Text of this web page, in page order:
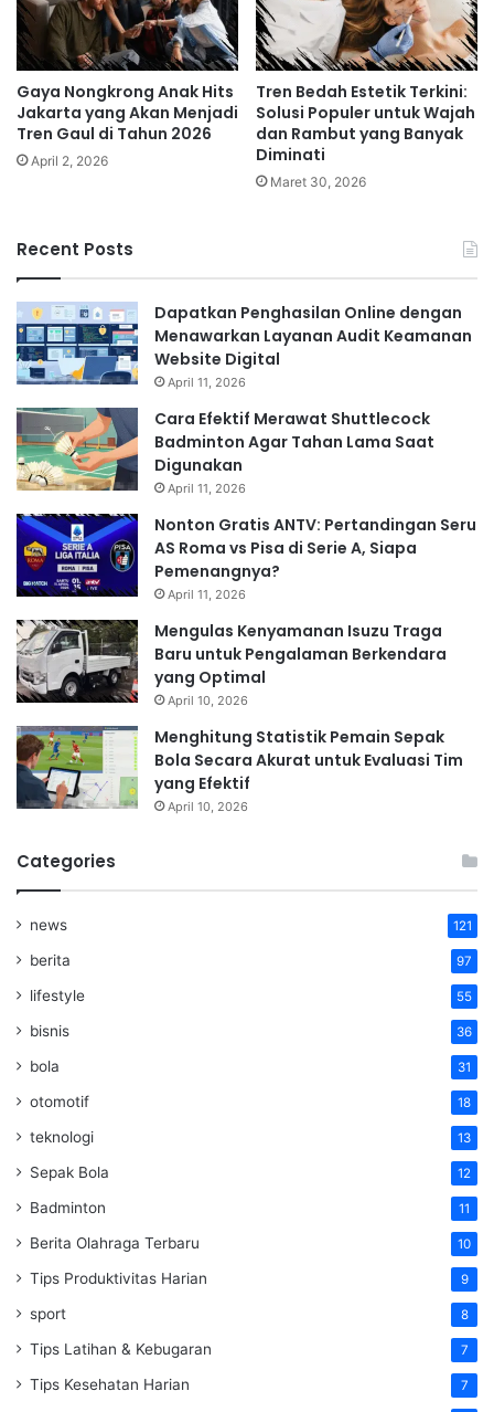
Gaya Nongkrong Anak Hits
Jakarta yang Akan Menjadi
Tren Gaul di Tahun 2026
April 2, 2026
Tren Bedah Estetik Terkini:
Solusi Populer untuk Wajah
dan Rambut yang Banyak
Diminati
Maret 30, 2026
Recent Posts
Dapatkan Penghasilan Online dengan
Menawarkan Layanan Audit Keamanan
Website Digital
April 11, 2026
Cara Efektif Merawat Shuttlecock
Badminton Agar Tahan Lama Saat
Digunakan
April 11, 2026
Nonton Gratis ANTV: Pertandingan Seru
AS Roma vs Pisa di Serie A, Siapa
Pemenangnya?
April 11, 2026
Mengulas Kenyamanan Isuzu Traga
Baru untuk Pengalaman Berkendara
yang Optimal
April 10, 2026
Menghitung Statistik Pemain Sepak
Bola Secara Akurat untuk Evaluasi Tim
yang Efektif
April 10, 2026
Categories
news 121
berita 97
lifestyle 55
bisnis 36
bola 31
otomotif 18
teknologi 13
Sepak Bola 12
Badminton 11
Berita Olahraga Terbaru 10
Tips Produktivitas Harian 9
sport 8
Tips Latihan & Kebugaran 7
Tips Kesehatan Harian 7